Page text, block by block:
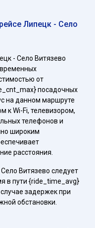
Липецк - Село
- Село Витязево
от
посадочных
на данном маршруте
к Wi-Fi, телевизором,
телефонов и
широким
расстояния.
Витязево следует
в пути {ride_time_avg}
задержек при
обстановки.